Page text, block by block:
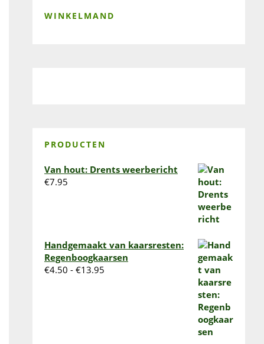
WINKELMAND
PRODUCTEN
Van hout: Drents weerbericht
€7.95
Handgemaakt van kaarsresten:
Regenboogkaarsen
€4.50 - €13.95